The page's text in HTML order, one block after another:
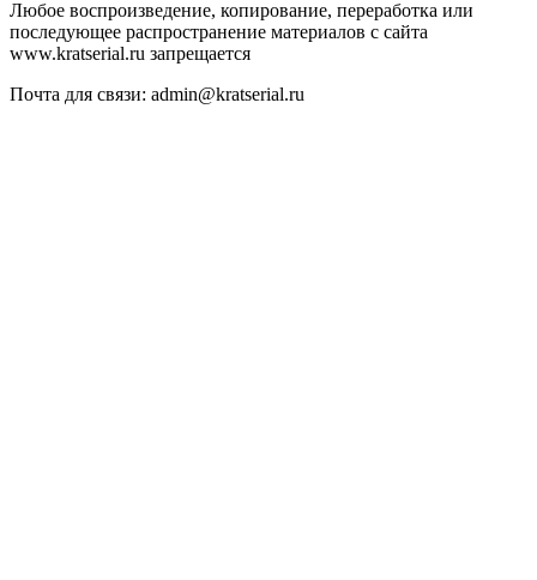
Любое воспроизведение, копирование, переработка или
последующее распространение материалов с сайта
www.kratserial.ru запрещается
Почта для связи: admin@kratserial.ru